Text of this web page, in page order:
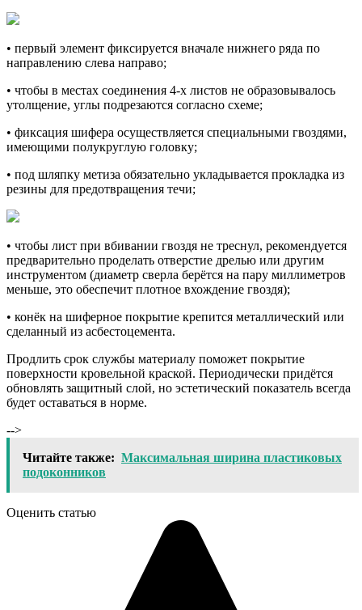
• первый элемент фиксируется вначале нижнего ряда по
направлению слева направо;
• чтобы в местах соединения 4-х листов не образовывалось
утолщение, углы подрезаются согласно схеме;
• фиксация шифера осуществляется специальными гвоздями,
имеющими полукруглую головку;
• под шляпку метиза обязательно укладывается прокладка из
резины для предотвращения течи;
• чтобы лист при вбивании гвоздя не треснул, рекомендуется
предварительно проделать отверстие дрелью или другим
инструментом (диаметр сверла берётся на пару миллиметров
меньше, это обеспечит плотное вхождение гвоздя);
• конёк на шиферное покрытие крепится металлический или
сделанный из асбестоцемента.
Продлить срок службы материалу поможет покрытие
поверхности кровельной краской. Периодически придётся
обновлять защитный слой, но эстетический показатель всегда
будет оставаться в норме.
-->
Читайте также: Максимальная ширина пластиковых
подоконников
Оценить статью